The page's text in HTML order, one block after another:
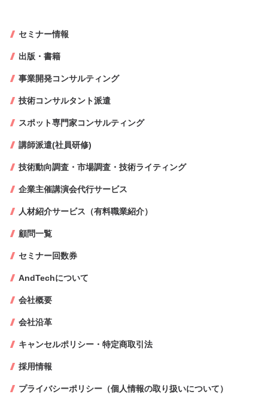
セミナー情報
出版・書籍
事業開発コンサルティング
技術コンサルタント派遣
スポット専門家コンサルティング
講師派遣(社員研修)
技術動向調査・市場調査・技術ライティング
企業主催講演会代行サービス
人材紹介サービス（有料職業紹介）
顧問一覧
セミナー回数券
AndTechについて
会社概要
会社沿革
キャンセルポリシー・特定商取引法
採用情報
プライバシーポリシー（個人情報の取り扱いについて）